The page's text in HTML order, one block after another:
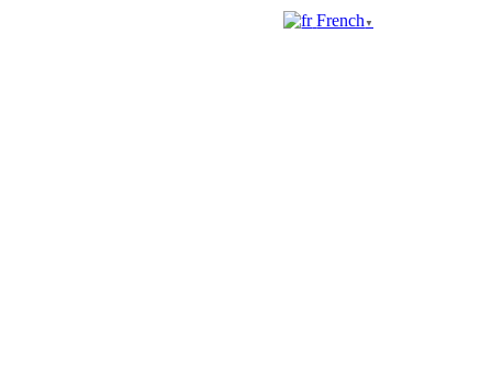
French ▼